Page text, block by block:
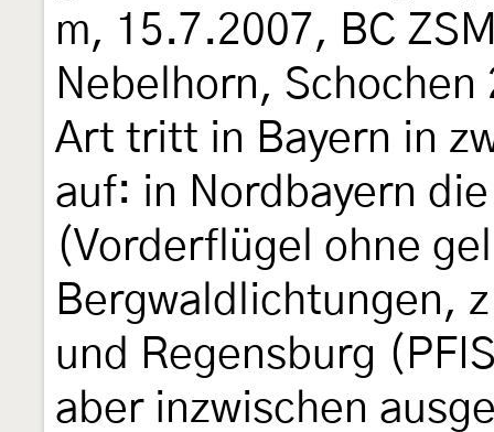
m, 15.7.2007, BC
Nebelhorn,
Art tritt in Bayern in
auf: in Nordbayern
(Vorderflügel ohne
Bergwaldlichtungen,
und Regensburg
aber inzwischen